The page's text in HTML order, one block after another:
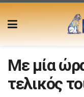
Με μία
τελικός